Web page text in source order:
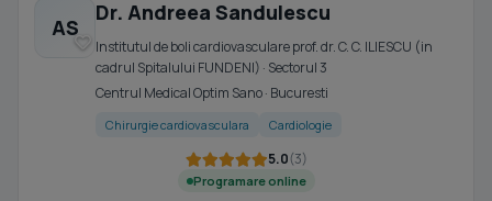
AS
Dr. Andreea Sandulescu
Institutul de boli cardiovasculare prof. dr. C. C. ILIESCU (in
cadrul Spitalului FUNDENI) · Sectorul 3
Centrul Medical Optim Sano · Bucuresti
Chirurgie cardiovasculara Cardiologie
5.0(3)
Programare online